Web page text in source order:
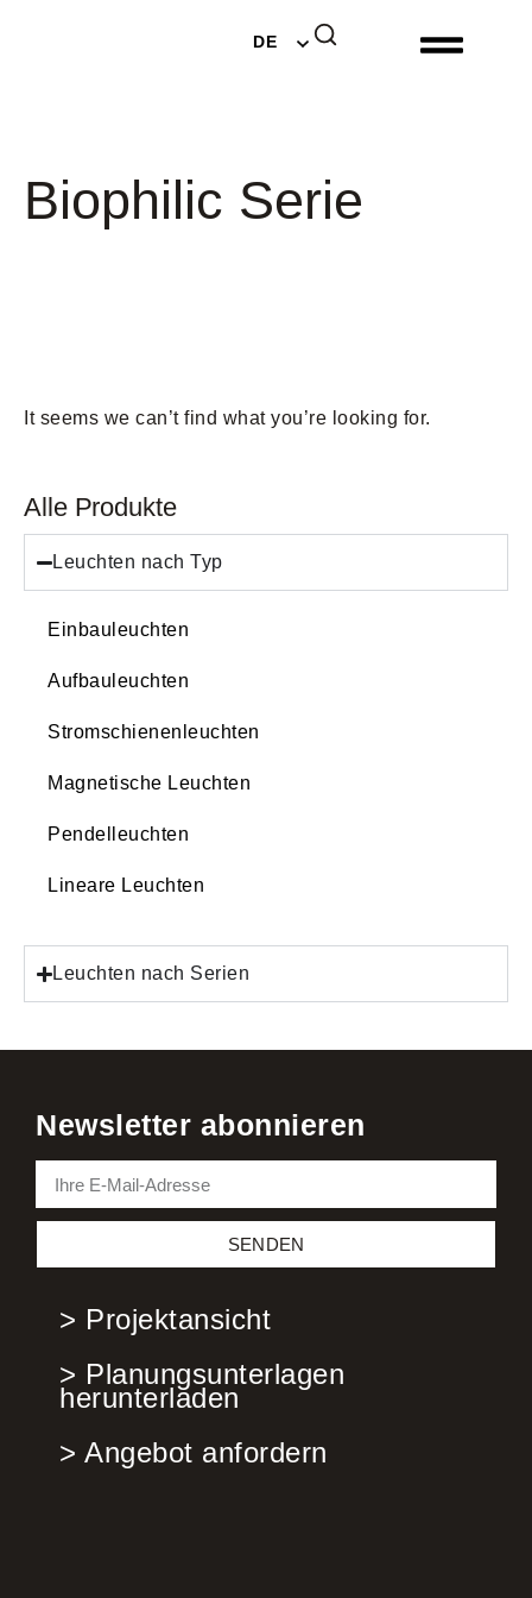
DE
NL
Biophilic Serie
Alle Produkte
Leuchten nach Typ
Einbauleuchten
Aufbauleuchten
Stromschienenleuchten
Magnetische Leuchten
Pendelleuchten
Lineare Leuchten
Leuchten nach Serien
It seems we can’t find what you’re looking for.
Newsletter abonnieren
SENDEN
> Projektansicht
> Planungsunterlagen
herunterladen
> Angebot anfordern